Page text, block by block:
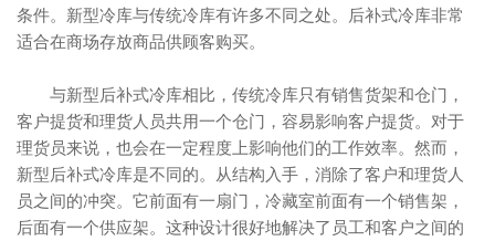
条件。新型冷库与传统冷库有许多不同之处。后补式冷库非常
适合在商场存放商品供顾客购买。
与新型后补式冷库相比，传统冷库只有销售货架和仓门，
客户提货和理货人员共用一个仓门，容易影响客户提货。对于
理货员来说，也会在一定程度上影响他们的工作效率。然而，
新型后补式冷库是不同的。从结构入手，消除了客户和理货人
员之间的冲突。它前面有一扇门，冷藏室前面有一个销售架，
后面有一个供应架。这种设计很好地解决了员工和客户之间的